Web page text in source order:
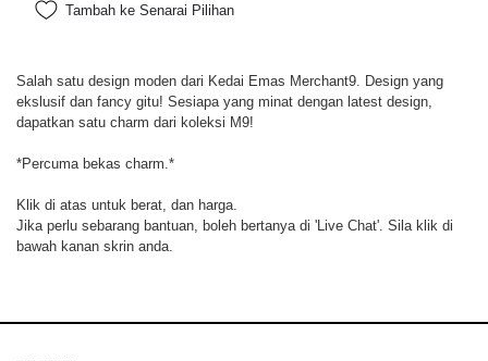
Tambah ke Senarai Pilihan
Salah satu design moden dari Kedai Emas Merchant9. Design yang
ekslusif dan fancy gitu! Sesiapa yang minat dengan latest design,
dapatkan satu charm dari koleksi M9!
*Percuma bekas charm.*
Klik di atas untuk berat, dan harga.
Jika perlu sebarang bantuan, boleh bertanya di 'Live Chat'. Sila klik di
bawah kanan skrin anda.